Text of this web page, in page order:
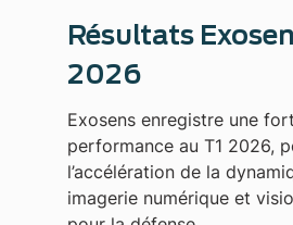
Résultats
2026
Exosens enregistre une
performance au T1 2026,
l’accélération de la
imagerie numérique et